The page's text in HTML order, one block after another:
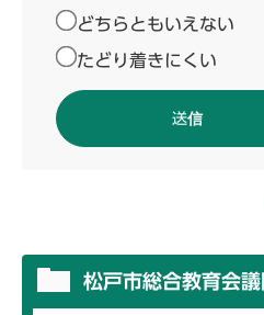
どちらともいえない
たどり着きにくい
松戸市総合教育会